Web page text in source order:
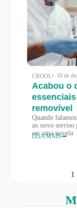
CROOL• 10 de
Acabou o
removível
Quando
ao novo sorriso
ser uma novela
LEIA MAIS
1